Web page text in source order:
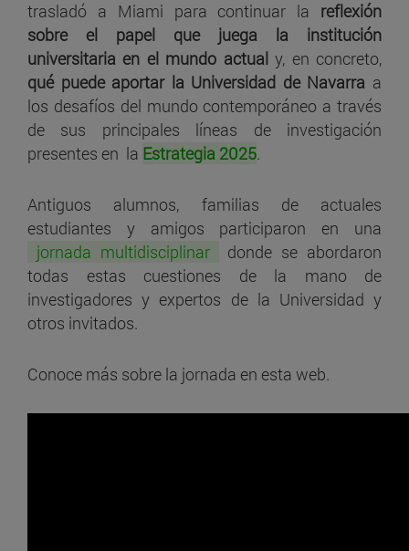
trasladó a Miami para continuar la reflexión
sobre el papel que juega la institución
universitaria en el mundo actualy, en concreto,
qué puede aportar la Universidad de Navarra a
los desafíos del mundo contemporáneo a través
de sus principales líneas de investigación
presentes en la Estrategia 2025.
Antiguos alumnos, familias de actuales
estudiantes y amigos participaron en una
jornada multidisciplinar
donde se abordaron
todas estas cuestiones de la mano de
investigadores y expertos de la Universidad y
otros invitados.
Conoce más sobre la jornada en esta web.